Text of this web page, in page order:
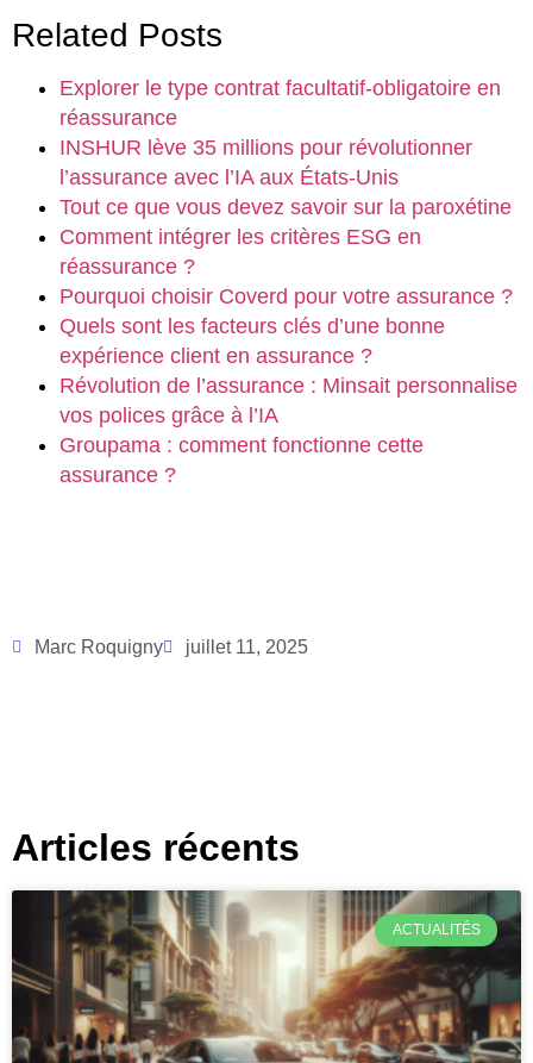
Related Posts
Explorer le type contrat facultatif-obligatoire en
réassurance
INSHUR lève 35 millions pour révolutionner
l’assurance avec l’IA aux États-Unis
Tout ce que vous devez savoir sur la paroxétine
Comment intégrer les critères ESG en
réassurance ?
Pourquoi choisir Coverd pour votre assurance ?
Quels sont les facteurs clés d’une bonne
expérience client en assurance ?
Révolution de l’assurance : Minsait personnalise
vos polices grâce à l’IA
Groupama : comment fonctionne cette
assurance ?
Marc Roquigny juillet 11, 2025
Articles récents
ACTUALITÉS